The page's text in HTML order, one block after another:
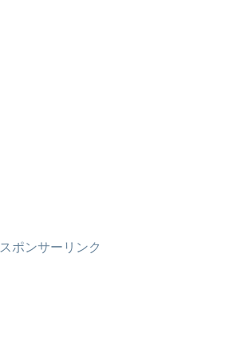
スポンサーリンク